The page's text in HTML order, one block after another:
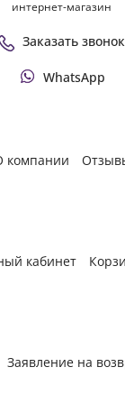
компании
кабинет
Заявление на
интернет-магазин
Заказать звонок
WhatsApp